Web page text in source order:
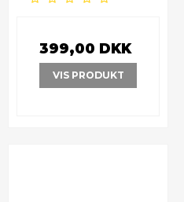
399,00 DKK
VIS PRODUKT